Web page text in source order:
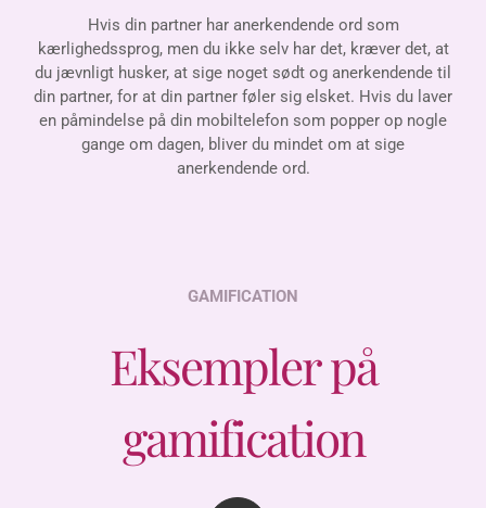
Hvis din partner har anerkendende ord som
kærlighedssprog, men du ikke selv har det, kræver det, at
du jævnligt husker, at sige noget sødt og anerkendende til
din partner, for at din partner føler sig elsket. Hvis du laver
en påmindelse på din mobiltelefon som popper op nogle
gange om dagen, bliver du mindet om at sige
anerkendende ord.
GAMIFICATION
Eksempler på
gamification